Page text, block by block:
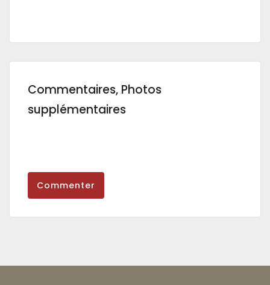
Commentaires, Photos
supplémentaires
Commenter